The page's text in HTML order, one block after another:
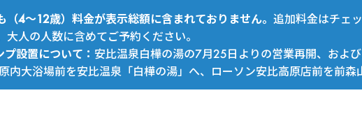
（4～12歳）料金が表示総額に含まれておりません。追加料金はチェ
人の人数に含めてご予約ください。
プ設置について：安比温泉白樺の湯の7月25日よりの営業再開、およ
大浴場前を安比温泉「白樺の湯」へ、ローソン安比高原店前を前森